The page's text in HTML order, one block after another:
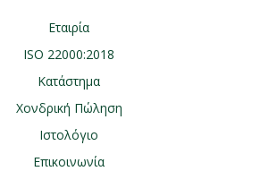
Εταιρία
ISO 22000:2018
Κατάστημα
Χονδρική Πώληση
Ιστολόγιο
Επικοινωνία